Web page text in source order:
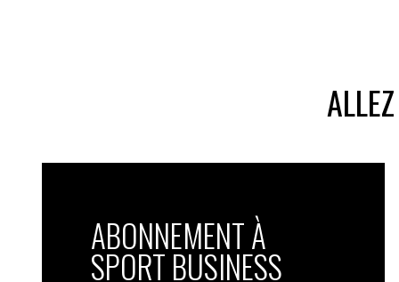
ABONNEMENT À
SPORT BUSINESS